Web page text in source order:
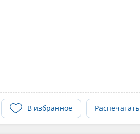
В избранное Распечатать